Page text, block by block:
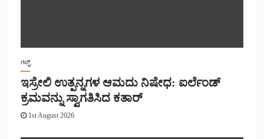
ಗಲ್ಫ್
ಇಸ್ರೇಲಿ ಉತ್ಪನ್ನಗಳ ಆಮದು ನಿಷೇಧ: ಐರ್ಲೆಂಡ್
ಕ್ರಮವನ್ನು ಸ್ವಾಗತಿಸಿದ ಕತಾರ್
1st August 2026